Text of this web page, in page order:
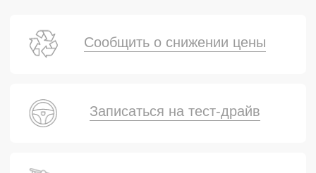
Сообщить о снижении цены
Записаться на тест-драйв